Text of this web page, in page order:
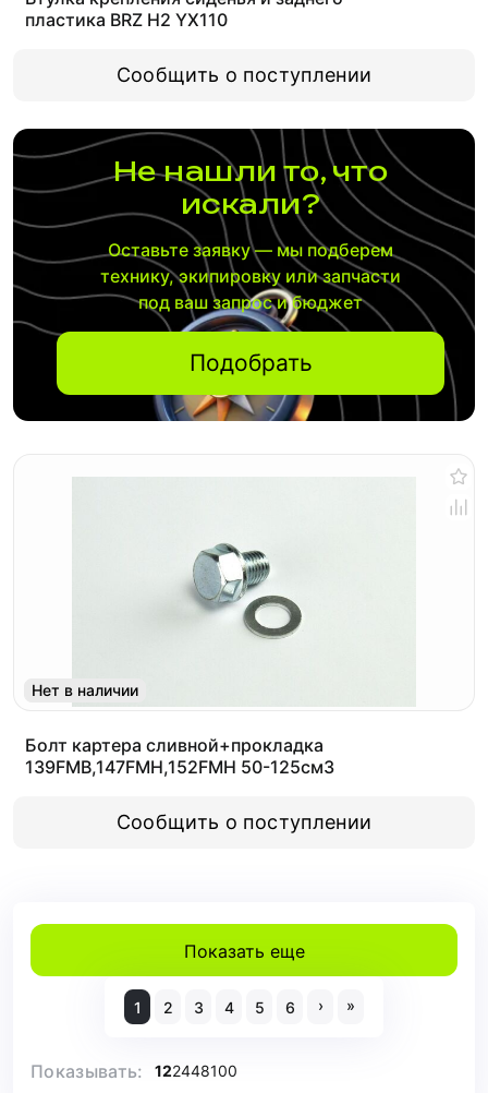
пластика BRZ H2 YX110
Сообщить о поступлении
Не нашли то, что
искали?
Оставьте заявку — мы подберем
технику, экипировку или запчасти
под ваш запрос и бюджет
Подобрать
Нет в наличии
Болт картера сливной+прокладка
139FMB,147FMH,152FMH 50-125см3
Сообщить о поступлении
Показать еще
1 2 3 4 5 6 › »
Показывать: 122448100